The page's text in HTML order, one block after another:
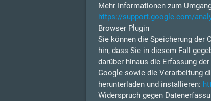
Mehr Informationen zum
https://support.google.com/
Browser Plugin
Sie können die Speicherung der
hin, dass Sie in diesem Fall
darüber hinaus die Erfassung
Google sowie die Verarbeitung
herunterladen und installieren:
Widerspruch gegen